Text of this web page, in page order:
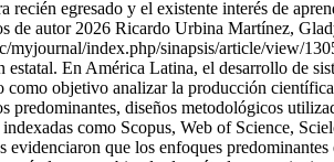
egresado y el existente interés de
de autor 2026 Ricardo Urbina Martínez,
myjournal/index.php/sinapsis/article/view/
En América Latina, el desarrollo de
objetivo analizar la producción
diseños metodológicos
como Scopus, Web of Science,
que los enfoques predominantes